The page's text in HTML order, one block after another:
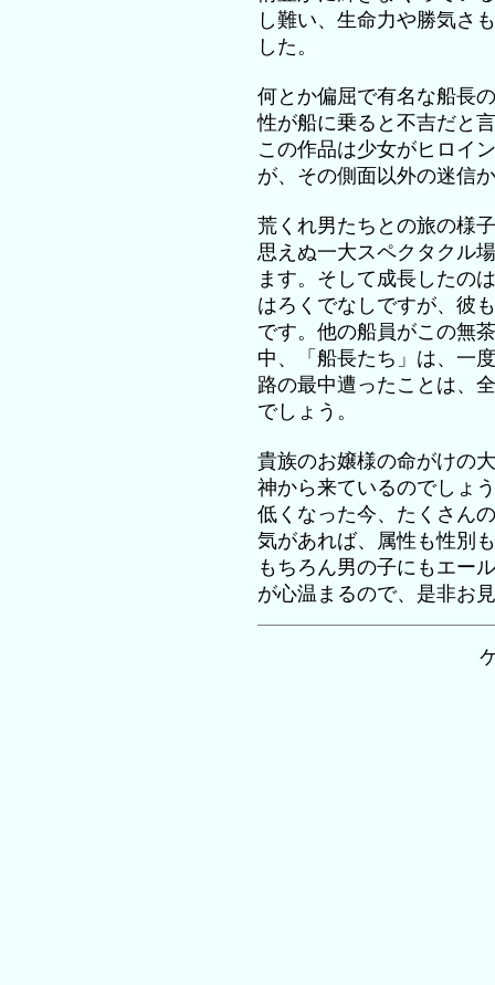
し難い、生命力や勝気さ
した。
何とか偏屈で有名な船長
性が船に乗ると不吉だと
この作品は少女がヒロイ
が、その側面以外の迷信
荒くれ男たちとの旅の様
思えぬ一大スペクタクル
ます。そして成長したの
はろくでなしですが、彼
です。他の船員がこの無
中、「船長たち」は、一
路の最中遭ったことは、
でしょう。
貴族のお嬢様の命がけの
神から来ているのでしょ
低くなった今、たくさん
気があれば、属性も性別
もちろん男の子にもエー
が心温まるので、是非お